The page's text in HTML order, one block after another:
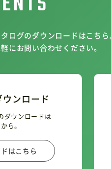
ログのダウンロードはこち
にお問い合わせください。
ンロード
ダウンロードは
ら。
はこちら